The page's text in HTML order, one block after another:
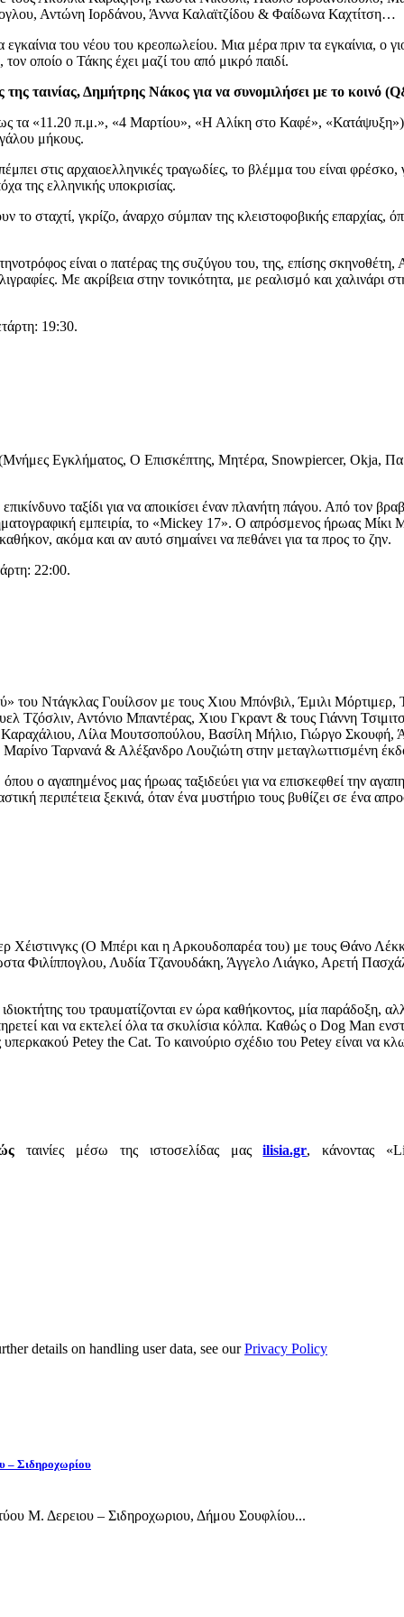
Αντώνη Ιορδάνου, Άννα Καλαϊτζίδου & Φαίδωνα Καχτίτση…
του νέου του κρεοπωλείου. Μια μέρα πριν τα εγκαίνια, ο
οποίο ο Τάκης έχει μαζί του από μικρό παιδί.
ταινίας, Δημήτρης Νάκος για να συνομιλήσει με το κοινό
τα «11.20 π.μ.», «4 Μαρτίου», «Η Αλίκη στο Καφέ», «Κατάψυξη»)
μήκους.
στις αρχαιοελληνικές τραγωδίες, το βλέμμα του είναι
της ελληνικής υποκρισίας.
σταχτί, γκρίζο, άναρχο σύμπαν της κλειστοφοβικής επαρχίας,
είναι ο πατέρας της συζύγου του, της, επίσης
Με ακρίβεια στην τονικότητα, με ρεαλισμό και
19:30.
Εγκλήματος, Ο Επισκέπτης, Μητέρα, Snowpiercer, Okja,
ταξίδι για να αποικίσει έναν πλανήτη πάγου. Από τον
εμπειρία, το «Mickey 17». Ο απρόσμενος ήρωας Μίκι
ακόμα και αν αυτό σημαίνει να πεθάνει για τα προς το ζην.
22:00.
του Ντάγκλας Γουίλσον με τους Χιου Μπόνβιλ, Έμιλι
Τζόσλιν, Αντόνιο Μπαντέρας, Χιου Γκραντ & τους Γιάννη
Λίλα Μουτσοπούλου, Βασίλη Μήλιο, Γιώργο
Ταρνανά & Αλέξανδρο Λουζιώτη στην μεταγλωττισμένη
ο αγαπημένος μας ήρωας ταξιδεύει για να επισκεφθεί την
περιπέτεια ξεκινά, όταν ένα μυστήριο τους βυθίζει σε ένα
Χέιστινγκς (Ο Μπέρι και η Αρκουδοπαρέα του) με τους Θάνο
Φιλίππογλου, Λυδία Τζανουδάκη, Άγγελο Λιάγκο, Αρετή
του τραυματίζονται εν ώρα καθήκοντος, μία παράδοξη,
και να εκτελεί όλα τα σκυλίσια κόλπα. Καθώς ο Dog Man
Petey the Cat. Το καινούριο σχέδιο του Petey είναι να
ταινίες μέσω της ιστοσελίδας μαςilisia.gr, κάνοντας «
details on handling user data, see ourPrivacy Policy
– Σιδηροχωρίου
Μ. Δερειου – Σιδηροχωριου, Δήμου Σουφλίου...